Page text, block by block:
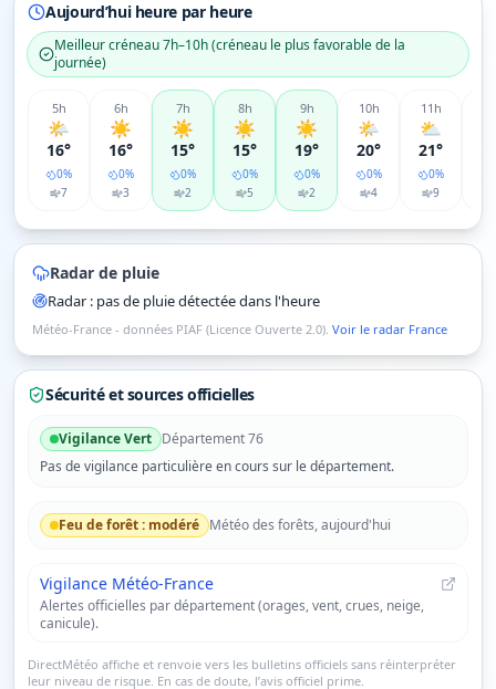
Aujourd’hui heure par heure
Meilleur créneau7h–10h(créneau le plus favorable de la
journée)
5h
🌤️
16°
0%
7
6h
☀️
16°
0%
3
7h
☀️
15°
0%
2
8h
☀️
15°
0%
5
9h
☀️
19°
0%
2
10h
🌤️
20°
0%
4
11 h
⛅
21°
0%
9
Radar de pluie
Radar : pas de pluie détectée dans l'heure
Météo-France - données PIAF (Licence Ouverte 2.0). Voir le radar France
Sécurité et sources officielles
VigilanceVert Département76
Pas de vigilance particulière en cours sur le département.
Feu de forêt : modéré Météo des forêts, aujourd'hui
Vigilance Météo-France
Alertes officielles par département (orages, vent, crues, neige,
canicule).
DirectMétéo affiche et renvoie vers les bulletins officiels sans réinterpréter
leur niveau de risque. En cas de doute, l’avis officiel prime.